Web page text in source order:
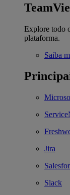
Explore todo
plataforma.
Saiba
Jira
Slack